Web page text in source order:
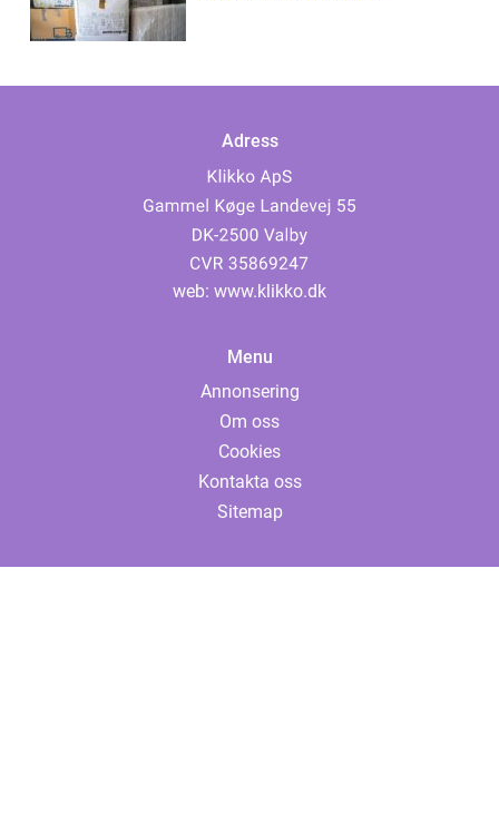
Adress
web: www.klikko.dk
Menu
Annonsering
Om oss
Cookies
Kontakta oss
Sitemap